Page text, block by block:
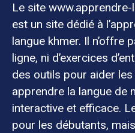
Le site
est un site dédié à
langue khmer. Il n’offre
ligne, ni d’exercices
des outils pour aider
apprendre la langue de
interactive et efficace.
pour les débutants,